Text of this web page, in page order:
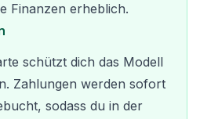
Finanzen erheblich.
schützt dich das Modell
Zahlungen werden sofort
sodass du in der